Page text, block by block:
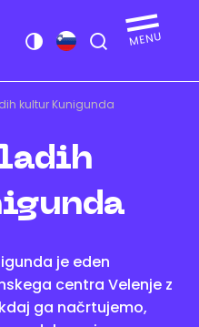
kultur Kunigunda
je eden
centra Velenje z
ga načrtujemo,